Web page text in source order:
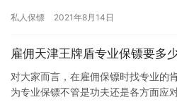
就是价…
私人保镖 2021年8月14日
雇佣天津王牌盾专业保镖要多
对大家而言，在雇佣保镖时找专业的
为专业保镖不管是功夫还是各方面应